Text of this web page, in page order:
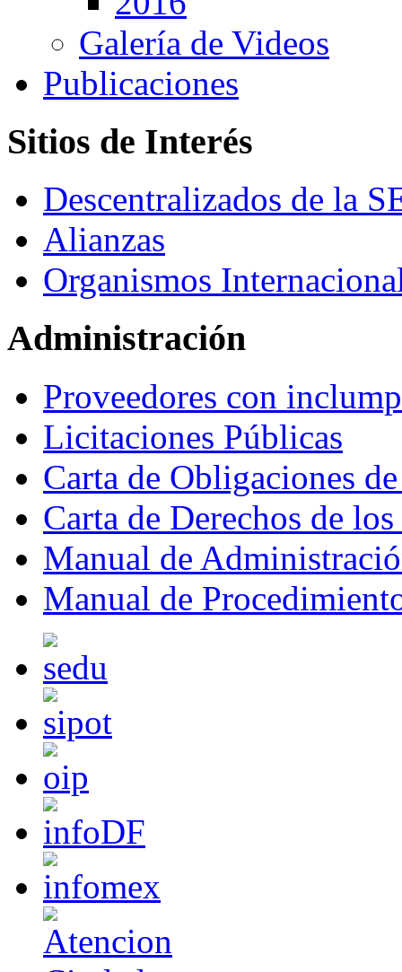
Galería de Videos
Publicaciones
Sitios de Interés
Descentralizados de la
Alianzas
Organismos
Administración
Proveedores con
Licitaciones Públicas
Carta de Obligaciones
Carta de Derechos de
Manual de
Manual de